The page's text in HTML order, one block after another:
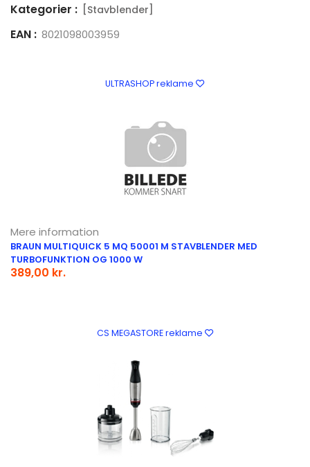
Kategorier : [Stavblender]
EAN : 8021098003959
ULTRASHOP reklame
Mere information
BRAUN MULTIQUICK 5 MQ 50001 M STAVBLENDER MED
TURBOFUNKTION OG 1000 W
389,00 kr.
CS MEGASTORE reklame